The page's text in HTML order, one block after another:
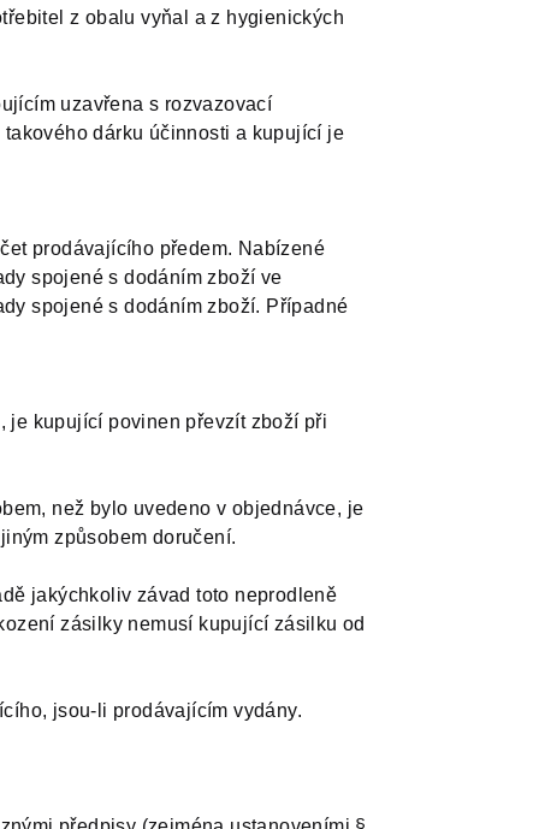
z obalu vyňal a z hygienických
uzavřena s rozvazovací
dárku účinnosti a kupující je
prodávajícího předem. Nabízené
spojené s dodáním zboží ve
spojené s dodáním zboží. Případné
je kupující povinen převzít zboží při
než bylo uvedeno v objednávce, je
způsobem doručení.
jakýchkoliv závad toto neprodleně
zásilky nemusí kupující zásilku od
jsou-li prodávajícím vydány.